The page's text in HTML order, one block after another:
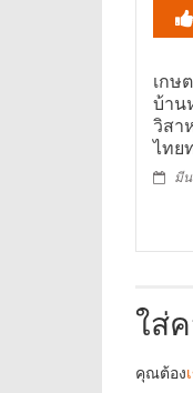
เกษ
บ้าน
วิสา
ไทย
มี
ใส่
คุณต้อง